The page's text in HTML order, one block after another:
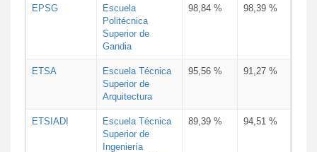
EPSG
Escuela
Politécnica
Superior de
Gandia
98,84 % 98,39 %
ETSA
Escuela Técnica
Superior de
Arquitectura
95,56 % 91,27 %
ETSIADI
Escuela Técnica
Superior de
Ingeniería
89,39 % 94,51 %